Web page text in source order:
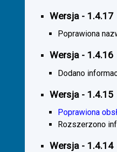
Wersja - 1.4.17
Poprawiona
Wersja - 1.4.16
Dodano
Wersja - 1.4.15
Poprawiona
Rozszerzono
Wersja - 1.4.14